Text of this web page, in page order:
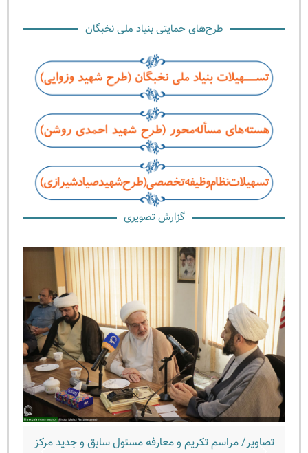
طرح‌های حمایتی بنیاد ملی نخبگان
گزارش تصویری
مراسم تکریم و معارفه مسئول سابق و جدید مرکز